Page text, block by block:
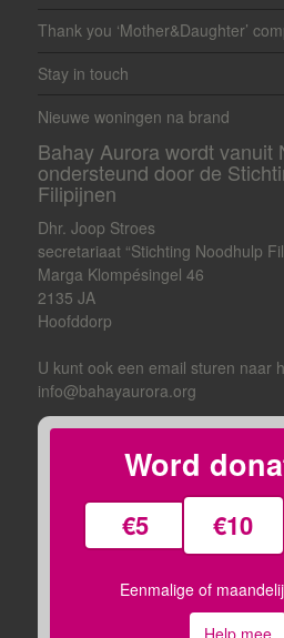
Thank you ‘Mother&Daughter’
Stay in touch
Nieuwe woningen na brand
Bahay Aurora wordt vanuit
ondersteund door de
Filipijnen
Dhr. Joop Stroes
secretariaat “Stichting Noodhulp
Marga Klompésingel 46
2135 JA
Hoofddorp
U kunt ook een email sturen naar
info@bahayaurora.org
Word
€5 €10
Eenmalige of
Help mee